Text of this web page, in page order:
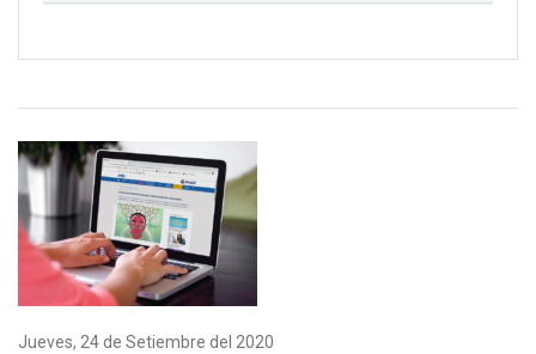
Jueves, 24 de Setiembre del 2020